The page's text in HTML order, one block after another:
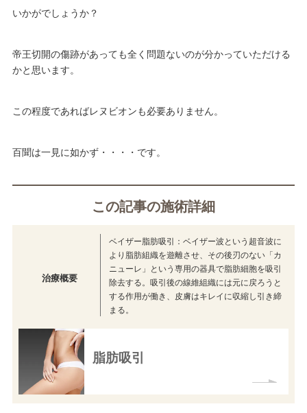
いかがでしょうか？
帝王切開の傷跡があっても全く問題ないのが分かっていただける
かと思います。
この程度であればレヌビオンも必要ありません。
百聞は一見に如かず・・・・です。
この記事の施術詳細
治療概要
ベイザー脂肪吸引：ベイザー波という超音波に
より脂肪組織を遊離させ、その後刃のない「カ
ニューレ」という専用の器具で脂肪細胞を吸引
除去する。吸引後の線維組織には元に戻ろうと
する作用が働き、皮膚はキレイに収縮し引き締
まる。
脂肪吸引